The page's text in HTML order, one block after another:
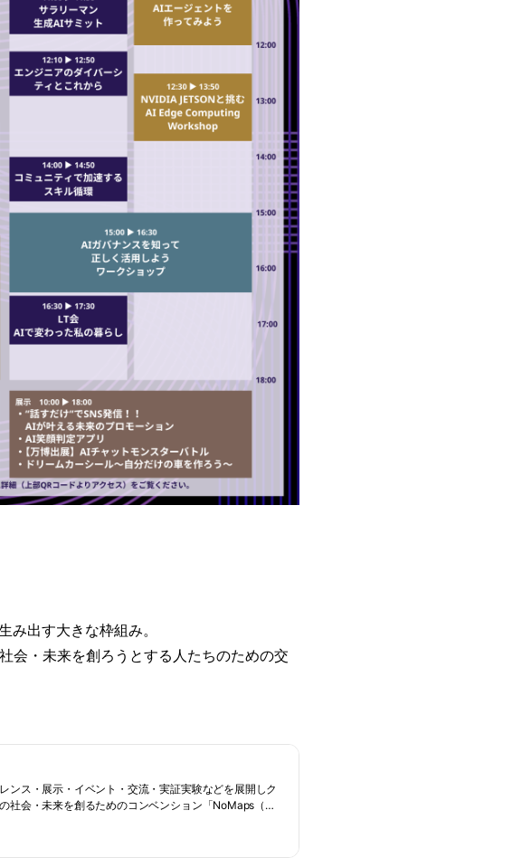
出す大きな枠組み。
会・未来を創ろうとする人たちのための交
ンス・展示・イベント・交流・実証実験などを展開しク
社会・未来を創るためのコンベンション「NoMaps（ノ